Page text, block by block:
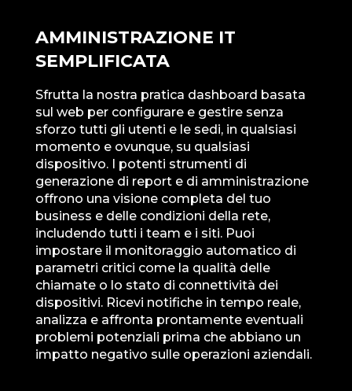
AMMINISTRAZIONE IT
SEMPLIFICATA
Sfrutta la nostra pratica dashboard basata
sul web per configurare e gestire senza
sforzo tutti gli utenti e le sedi, in qualsiasi
momento e ovunque, su qualsiasi
dispositivo. I potenti strumenti di
generazione di report e di amministrazione
offrono una visione completa del tuo
business e delle condizioni della rete,
includendo tutti i team e i siti. Puoi
impostare il monitoraggio automatico di
parametri critici come la qualità delle
chiamate o lo stato di connettività dei
dispositivi. Ricevi notifiche in tempo reale,
analizza e affronta prontamente eventuali
problemi potenziali prima che abbiano un
impatto negativo sulle operazioni aziendali.